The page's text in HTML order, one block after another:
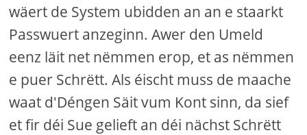
wäert de System ubidden an an e staarkt
Passwuert anzeginn. Awer den Umeld
eenz läit net nëmmen erop, et as nëmmen
e puer Schrëtt. Als éischt muss de maache
waat d'Déngen Säit vum Kont sinn, da sief
et fir déi Sue gelieft an déi nächst Schrëtt